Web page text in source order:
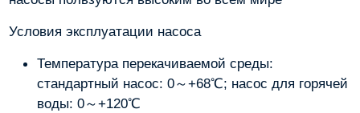
Условия эксплуатации насоса
Температура перекачиваемой среды:
стандартный насос: 0～+68℃; насос для горячей
воды: 0～+120℃